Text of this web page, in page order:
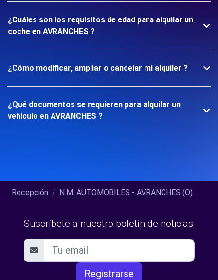
¿Cuáles son los requisitos de edad para alquilar un
coche en AVRANCHES ?
¿Cómo modificar, ampliar o cancelar mi alquiler ?
¿Qué documentos se requieren para alquilar un
vehículo en AVRANCHES ?
Recepción N.M. AUTOMOBILES - AVRANCHES (O)...
Suscríbete a nuestro boletín de noticias:
Registrarse